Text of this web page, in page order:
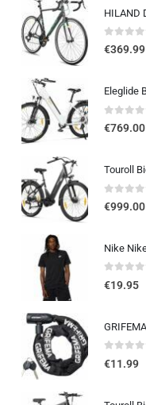
0out of 5
€369.99
0out of 5
€769.00
0out of 5
€999.00
Nike
0out of 5
€19.95
0out of 5
€11.99